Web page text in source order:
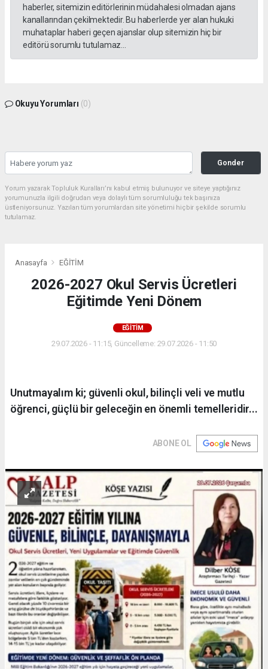
haberler, sitemizin editörlerinin müdahalesi olmadan ajans
kanallarından çekilmektedir. Bu haberlerde yer alan hukuki
muhataplar haberi geçen ajanslar olup sitemizin hiç bir
editörü sorumlu tutulamaz...
Okuyu Yorumları (0)
Gonder
Yorum yazarak Topluluk Kuralları’nı kabul etmiş bulunuyor ve siteye yaptığınız
yorumunuzla ilgili doğrudan veya dolaylı tüm sorumluluğu tek başınıza
üstleniyorsunuz. Yazılan tüm yorumlardan site yönetimi hiçbir şekilde sorumlu
tutulamaz.
Anasayfa EĞİTİM
2026-2027 Okul Servis Ücretleri
Eğitimde Yeni Dönem
EĞİTİM
29.07.2026 - 11:15, Güncelleme: 29.07.2026 - 11:50
Unutmayalım ki; güvenli okul, bilinçli veli ve mutlu
öğrenci, güçlü bir geleceğin en önemli temelleridir...
ABONE OL